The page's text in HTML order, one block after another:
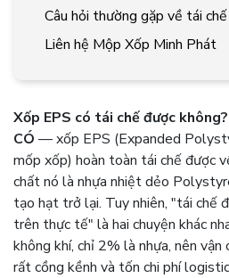
Câu hỏi thường gặp về tái
Liên hệ Mộp Xốp Minh Phát
Xốp EPS có tái chế được không?
CÓ — xốp EPS (Expanded
mốp xốp) hoàn toàn tái chế được
chất nó là nhựa nhiệt dẻo
tạo hạt trở lại. Tuy nhiên, "tái chế
trên thực tế" là hai chuyện khác
không khí, chỉ 2% là nhựa, nên
rất cồng kềnh và tốn chi phí